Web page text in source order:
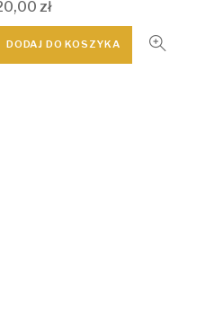
zł
DODAJ DO KOSZYKA